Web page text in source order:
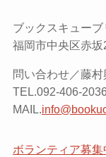
ブックスキュー
福岡市中央区赤
問い合わせ／藤村
TEL.092-406-2036
MAIL.
ボランティア募集